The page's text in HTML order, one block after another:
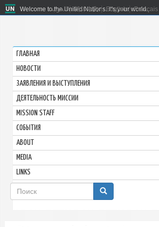
Welcome to the United Nations. It's your world.
العربية 简体中文 English Français
ГЛАВНАЯ
HОВОСТИ
ЗАЯВЛЕНИЯ И ВЫСТУПЛЕНИЯ
ДЕЯТЕЛЬНОСТЬ МИССИИ
MISSION STAFF
СОБЫТИЯ
ABOUT
MEDIA
LINKS
Форма
поиска
Поиск